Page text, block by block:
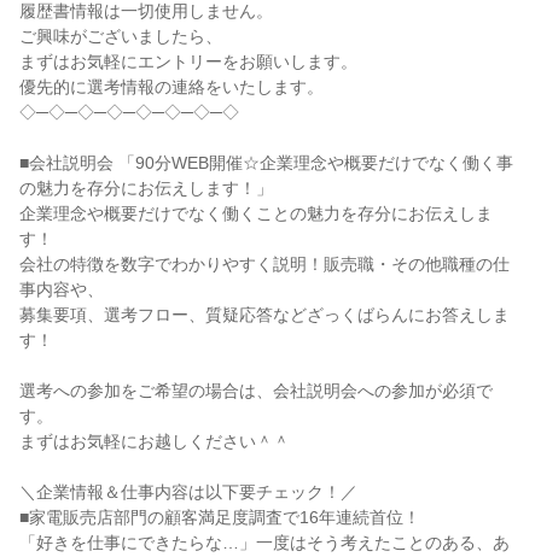
履歴書情報は一切使用しません。
ご興味がございましたら、
まずはお気軽にエントリーをお願いします。
優先的に選考情報の連絡をいたします。
◇─◇─◇─◇─◇─◇─◇─◇
■会社説明会 「90分WEB開催☆企業理念や概要だけでなく働く事
の魅力を存分にお伝えします！」
企業理念や概要だけでなく働くことの魅力を存分にお伝えしま
す！
会社の特徴を数字でわかりやすく説明！販売職・その他職種の仕
事内容や、
募集要項、選考フロー、質疑応答などざっくばらんにお答えしま
す！
選考への参加をご希望の場合は、会社説明会への参加が必須で
す。
まずはお気軽にお越しください＾＾
＼企業情報＆仕事内容は以下要チェック！／
■家電販売店部門の顧客満足度調査で16年連続首位！
「好きを仕事にできたらな…」一度はそう考えたことのある、あ